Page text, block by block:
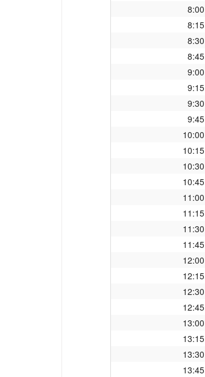
8:00
8:15
8:30
8:45
9:00
9:15
9:30
9:45
10:00
10:15
10:30
10:45
11:00
11:15
11:30
11:45
12:00
12:15
12:30
12:45
13:00
13:15
13:30
13:45